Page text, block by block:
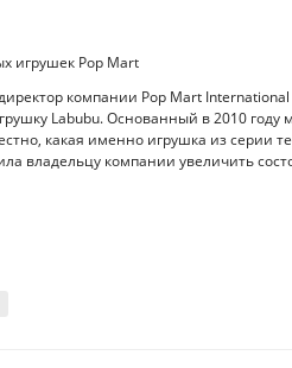
игрушек Pop Mart
компании Pop Mart International
Labubu. Основанный в 2010 году
какая именно игрушка из серии
владельцу компании увеличить